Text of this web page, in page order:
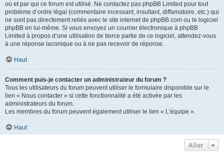
où et par qui ce forum est utilisé. Ne contactez pas phpBB Limited pour tout
problème d’ordre légal (commentaire incessant, insultant, diffamatoire, etc.) qui
ne sont pas directement reliés avec le site internet de phpBB.com ou le logiciel
phpBB en lui-même. Si vous envoyez un courrier électronique à phpBB
Limited à propos d’une utilisation de tierce partie de ce logiciel, attendez-vous
à une réponse laconique ou à ne pas recevoir de réponse.
Haut
Comment puis-je contacter un administrateur du forum ?
Tous les utilisateurs du forum peuvent utiliser le formulaire disponible sur le
lien « Nous contacter » si cette fonctionnalité a été activée par les
administrateurs du forum.
Les membres du forum peuvent également utiliser le lien « L’équipe ».
Haut
Aller